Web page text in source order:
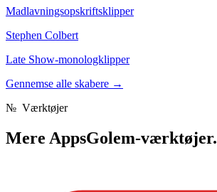
Madlavningsopskriftsklipper
Stephen Colbert
Late Show-monologklipper
Gennemse alle skabere →
№ Værktøjer
Mere AppsGolem-værktøjer.